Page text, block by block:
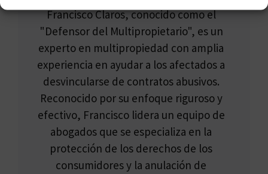
Francisco Claros, conocido como el
"Defensor del Multipropietario", es un
experto en multipropiedad con amplia
experiencia en ayudar a los afectados a
desvincularse de contratos abusivos.
Reconocido por su enfoque riguroso y
efectivo, Francisco lidera un equipo de
abogados que se especializa en la
protección de los derechos de los
consumidores y la anulación de